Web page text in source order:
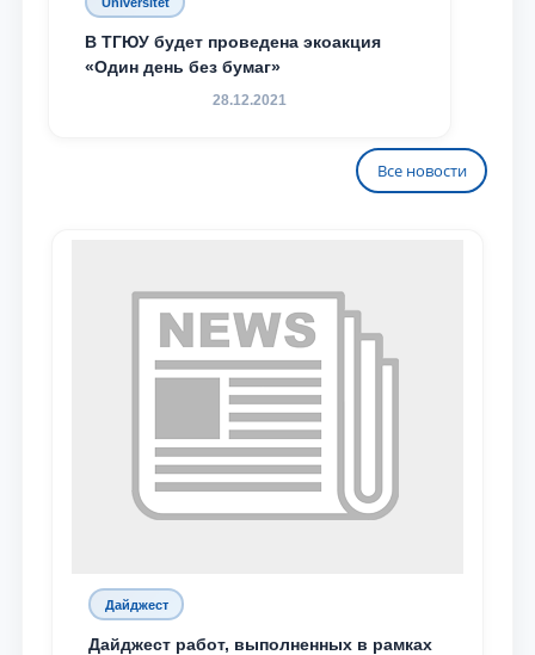
В ТГЮУ будет проведена экоакция
«Один день без бумаг»
28.12.2021
Все новости
Дайджест
Дайджест работ, выполненных в рамках